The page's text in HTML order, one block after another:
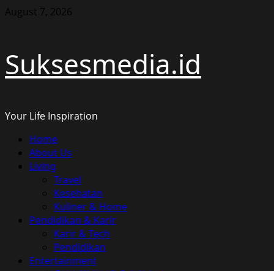
Skip
August 7, 2026
Suksesmedia.id
Your Life Inspiration
Primary
Menu
Home
About Us
Living
Travel
Kesehatan
Kuliner & Home
Pendidikan & Karir
Karir & Tech
Pendidikan
Entertainment